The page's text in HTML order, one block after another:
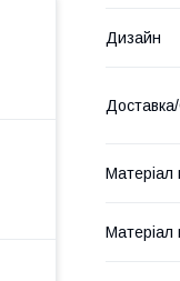
Дизайн
Матеріал
Матеріал